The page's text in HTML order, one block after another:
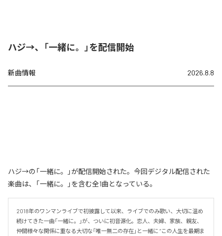
ハジ→、「一緒に。」を配信開始
新曲情報 2026.8.8
ハジ→の「一緒に。」が配信開始された。今回デジタル配信された
楽曲は、「一緒に。」を含む全1曲となっている。
2018年のワンマンライブで初披露して以来、ライブでのみ歌い、大切に温め
続けてきた一曲「一緒に。」が、ついに初音源化。恋人、夫婦、家族、親友、
仲間――様々な関係に重なる大切な「唯一無二の存在」と一緒に “この人生を最期ま